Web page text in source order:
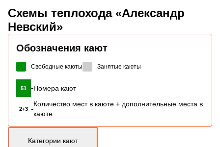
Схемы теплохода «Александр
Невский»
Обозначения кают
Свободные каюты Занятые каюты
51 -Номера кают
2+3 -
Количество мест в каюте + дополнительные места в
каюте
Категории кают